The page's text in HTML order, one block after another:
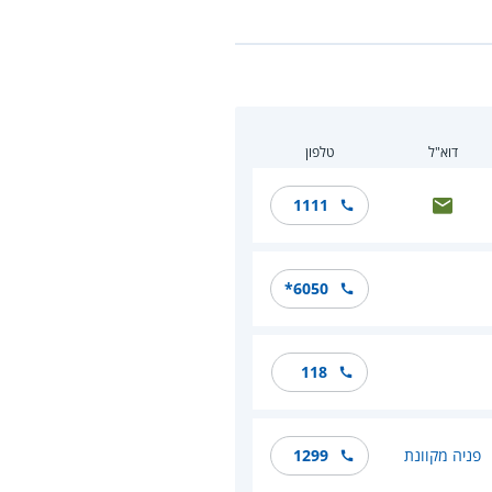
דוא"ל טלפון
1111
*6050
118
פניה מקוונת 1299